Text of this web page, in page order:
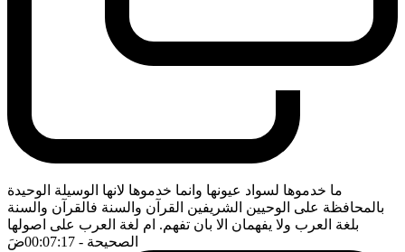
ما خدموها لسواد عيونها وانما خدموها لانها الوسيلة الوحيدة
بالمحافظة على الوحيين الشريفين القرآن والسنة فالقرآن والسنة
بلغة العرب ولا يفهمان الا بان تفهم. ام لغة العرب على اصولها
الصحيحة - 00:07:17 ضَ